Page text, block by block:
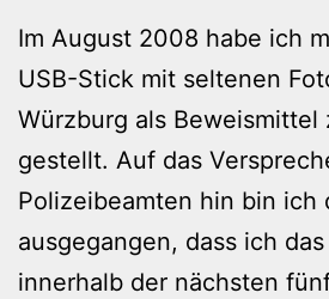
Im August 2008 habe ich
USB-Stick mit seltenen
Würzburg als Beweismittel
gestellt. Auf das
Polizeibeamten hin bin ich
ausgegangen, dass ich
innerhalb der nächsten